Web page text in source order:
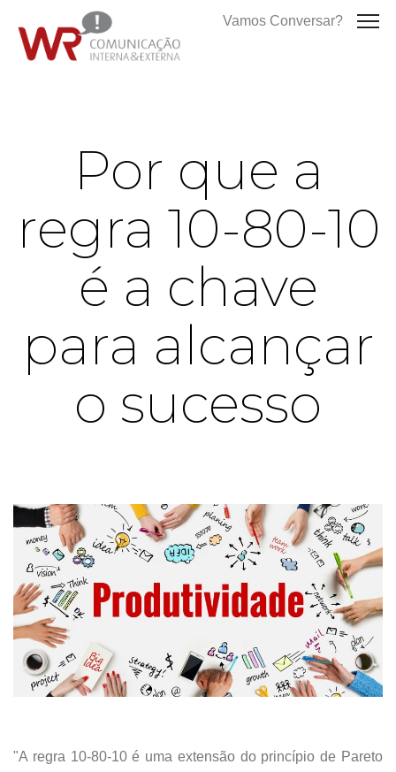
Vamos Conversar?
Por que a
regra 10-80-10
é a chave
para alcançar
o sucesso
"A regra 10-80-10 é uma extensão do princípio de Pareto